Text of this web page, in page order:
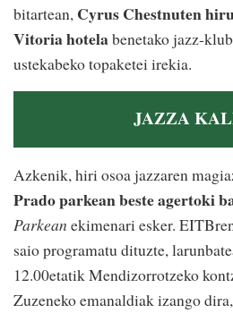
bitartean, Cyrus Chestnuten
Vitoria hotelabenetako jazz-
ustekabeko topaketei irekia.
JAZZA
Azkenik, hiri osoa jazzaren
Prado parkean beste agertoki
Parkean ekimenari esker.
saio programatu dituzte,
12.00etatik Mendizorrotzeko
Zuzeneko emanaldiak izango